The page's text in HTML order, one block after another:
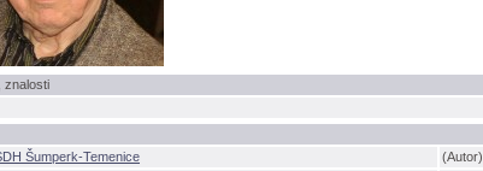
znalosti
Šumperk-Temenice
(Autor)